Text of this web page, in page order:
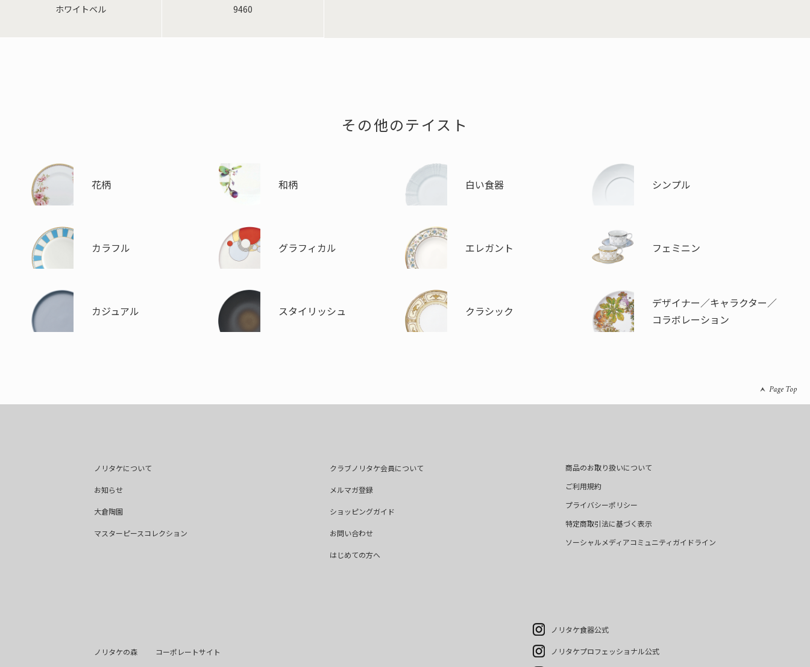
ホワイトベル 9460
その他のテイスト
花柄 和柄 白い食器 シンプル
カラフル グラフィカル エレガント フェミニン
カジュアル スタイリッシュ クラシック
デザイナー／キャラクター／
コラボレーション
Page Top
ノリタケについて
お知らせ
大倉陶園
マスターピースコレクション
クラブノリタケ会員について
メルマガ登録
ショッピングガイド
お問い合わせ
はじめての方へ
商品のお取り扱いについて
ご利用規約
プライバシーポリシー
特定商取引法に基づく表示
ソーシャルメディアコミュニティガイドライン
ノリタケの森 コーポレートサイト
ノリタケ食器公式
ノリタケプロフェッショナル公式